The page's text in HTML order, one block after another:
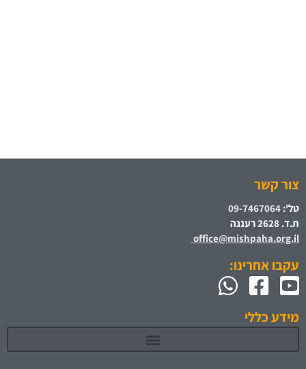
צור קשר
טל': 09-7467064
ת.ד. 2628 רעננה
office@mishpaha.org.il
עקבו אחרינו:
מידע כללי